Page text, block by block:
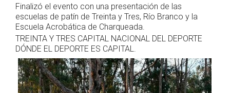
Finalizó el evento con una presentación de las
escuelas de patín de Treinta y Tres, Río Branco y la
Escuela Acrobática de Charqueada.
TREINTA Y TRES CAPITAL NACIONAL DEL DEPORTE
DÓNDE EL DEPORTE ES CAPITAL.